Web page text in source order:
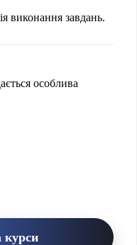
виконання завдань.
особлива
курси